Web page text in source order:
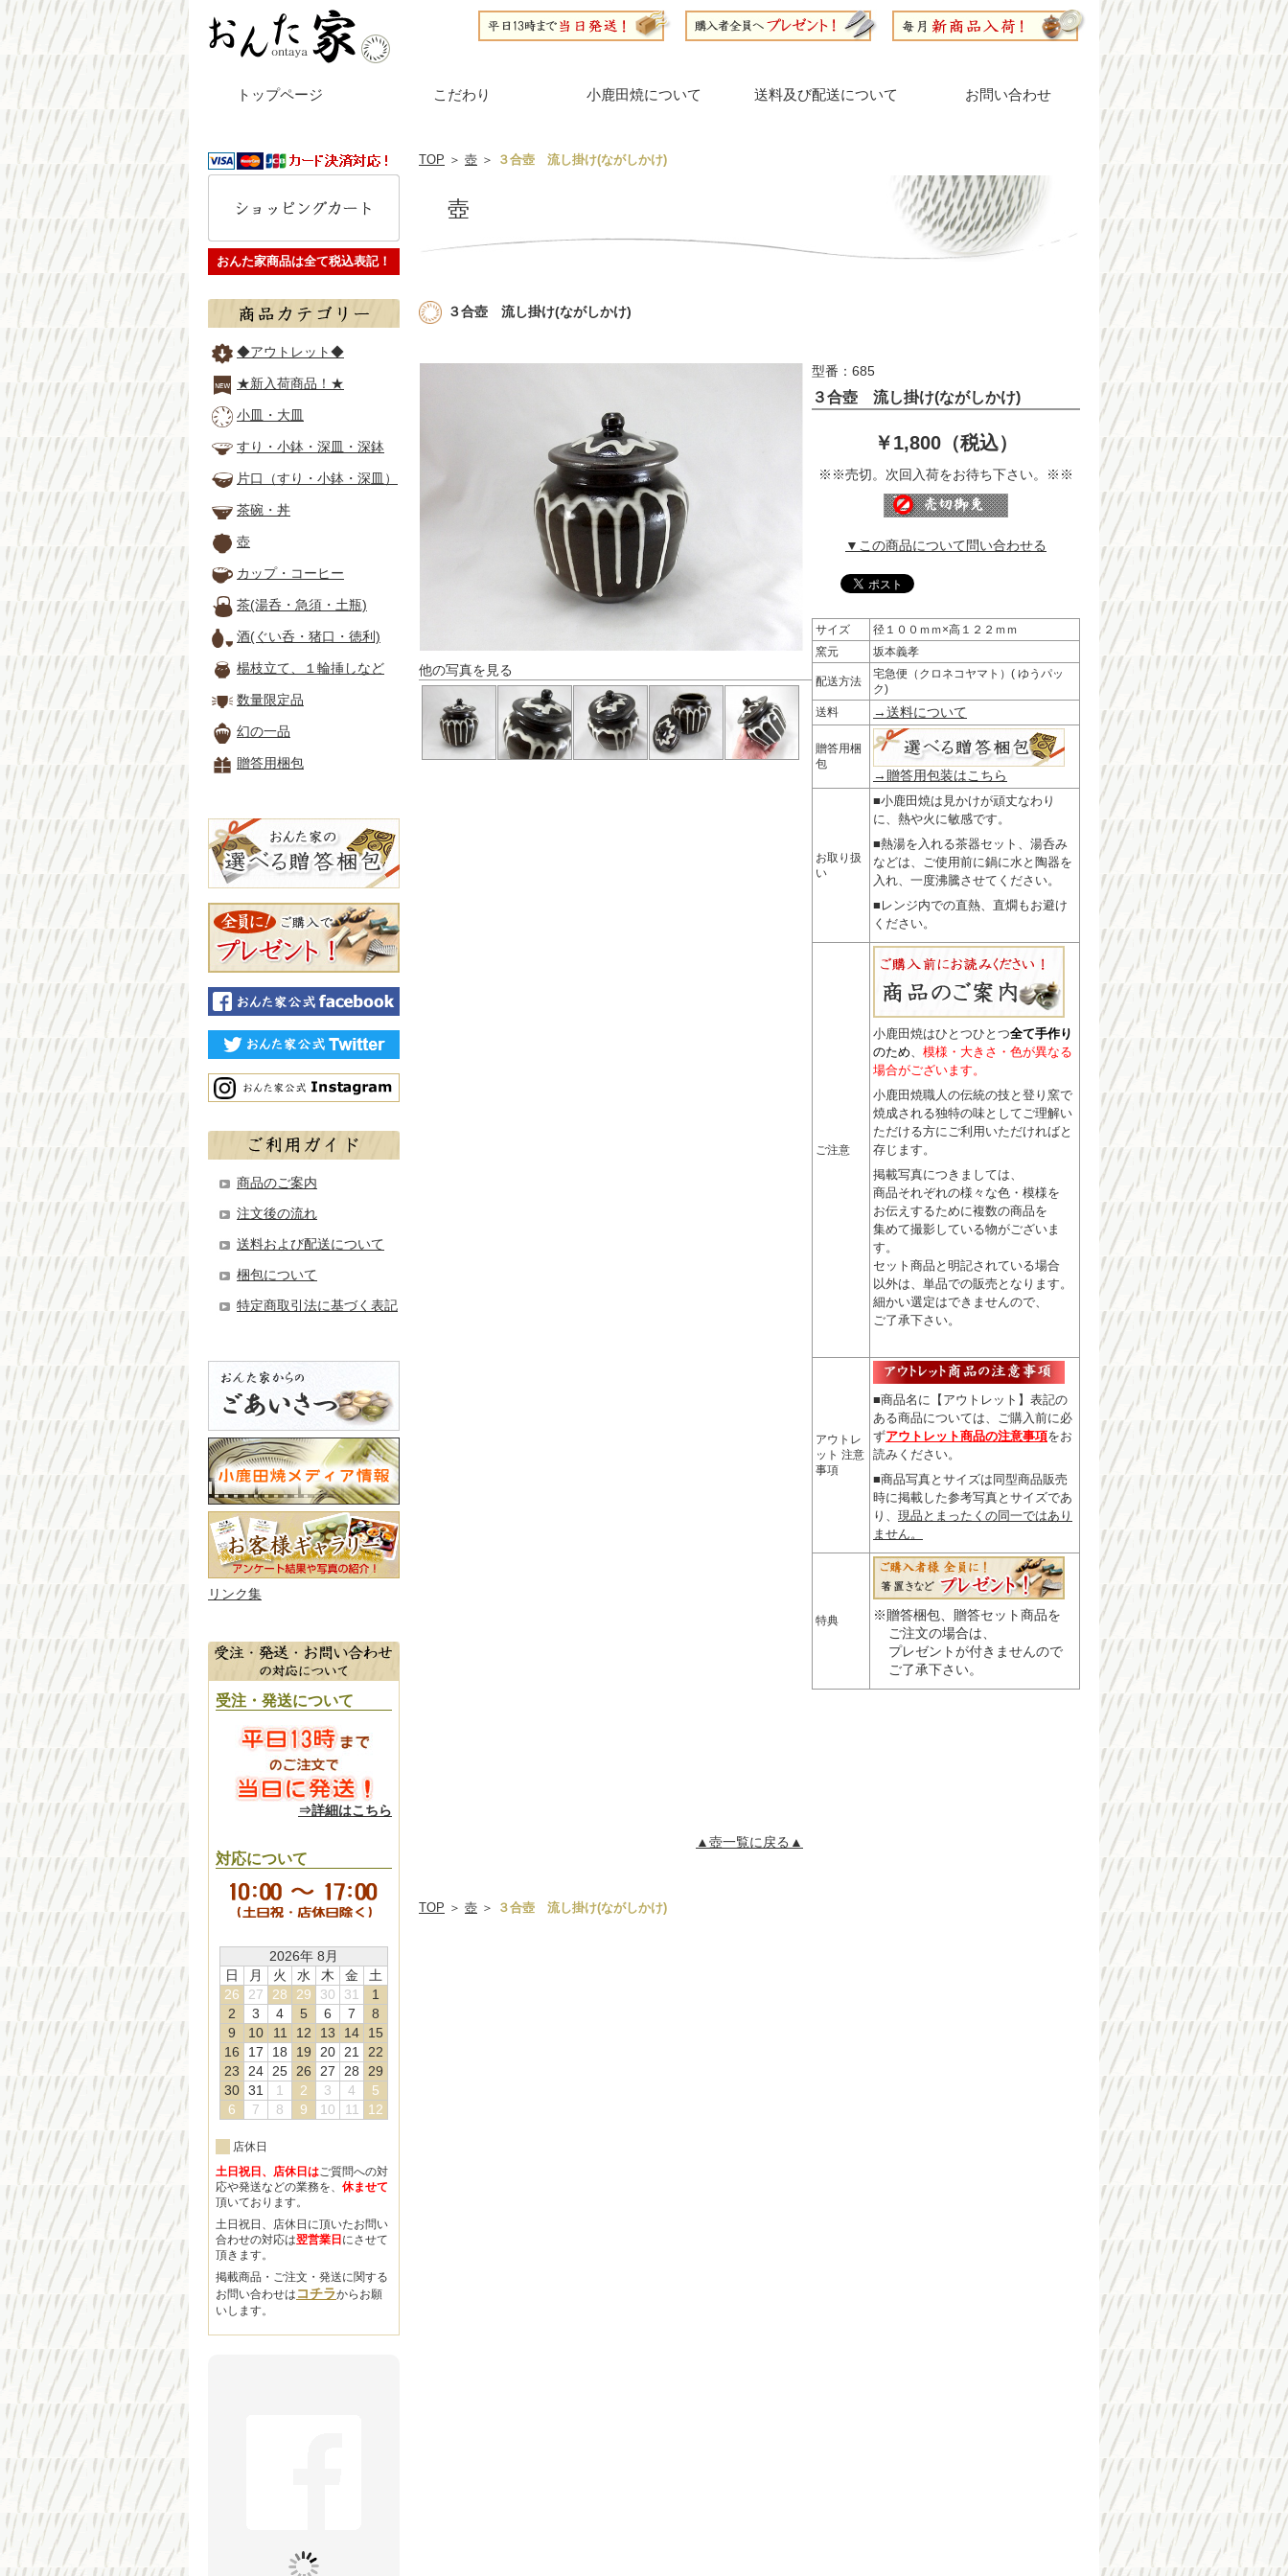
トップページ こだわり 小鹿田焼について 送料及び配送について お問い合わせ
TOP ＞ 壺 ＞ ３合壺 流し掛け(ながしかけ)
壺
３合壺 流し掛け(ながしかけ)
他の写真を見る
型番：685
３合壺 流し掛け(ながしかけ)
￥1,800（税込）
※※売切。次回入荷をお待ち下さい。※※
▼この商品について問い合わせる
サイズ
径１００ｍｍ×高１２２ｍｍ
窯元
坂本義孝
配送方法
宅急便（クロネコヤマト）( ゆうパッ
ク)
送料
→送料について
贈答用梱
包
→贈答用包装はこちら
お取り扱
い
■小鹿田焼は見かけが頑丈なわり
に、熱や火に敏感です。
■熱湯を入れる茶器セット、湯呑み
などは、ご使用前に鍋に水と陶器を
入れ、一度沸騰させてください。
■レンジ内での直熱、直燗もお避け
ください。
ご注意
小鹿田焼はひとつひとつ全て手作り
のため、 模様・大きさ・色が異なる
場合がございます。
小鹿田焼職人の伝統の技と登り窯で
焼成される独特の味としてご理解い
ただける方にご利用いただければと
存じます。
掲載写真につきましては、
商品それぞれの様々な色・模様を
お伝えするために複数の商品を
集めて撮影している物がございま
す。
セット商品と明記されている場合
以外は、単品での販売となります。
細かい選定はできませんので、
ご了承下さい。
アウトレ
ット 注意
事項
■商品名に【アウトレット】表記の
ある商品については、 ご購入前に必
ずアウトレット商品の注意事項をお
読みください。
■商品写真とサイズは同型商品販売
時に掲載した参考写真とサイズであ
り、 現品とまったくの同一ではあり
ません。
特典
※贈答梱包、贈答セット商品を
ご注文の場合は、
プレゼントが付きませんので
ご了承下さい。
▲壺一覧に戻る▲
TOP ＞ 壺 ＞ ３合壺 流し掛け(ながしかけ)
おんた家商品は全て税込表記！
◆アウトレット◆
★新入荷商品！★
小皿・大皿
すり・小鉢・深皿・深鉢
片口（すり・小鉢・深皿）
茶碗・丼
壺
カップ・コーヒー
茶(湯呑・急須・土瓶)
酒(ぐい呑・猪口・徳利)
楊枝立て、１輪挿しなど
数量限定品
幻の一品
贈答用梱包
商品のご案内
注文後の流れ
送料および配送について
梱包について
特定商取引法に基づく表記
リンク集
受注・発送について
⇒詳細はこちら
対応について
2026年 8月
日
月 火 水 木 金
土
26
27 28 29 30 31
1
2
3 4 5 6 7
8
9
10 11 12 13 14
15
16
17 18 19 20 21
22
23
24 25 26 27 28
29
30 31 1 2 3 4
5
6
7 8 9 10 11 12
店休日
土日祝日、店休日はご質問への対
応や発送などの業務を、 休ませて
頂いております。
土日祝日、店休日に頂いたお問い
合わせの対応は翌営業日 にさせて
頂きます。
掲載商品・ご注文・発送に関する
お問い合わせは コチラからお願
いします。